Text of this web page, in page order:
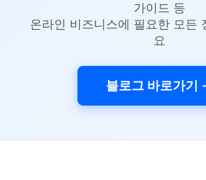
가이드 등
온라인 비즈니스에 필요한 모든
요
블로그 바로가기